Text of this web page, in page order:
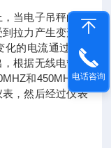
当电子吊秤的吊
拉力产生变形，
的电流通过A/D
根据无线电管理
和450MHZ发
，然后经过仪表
电话咨询